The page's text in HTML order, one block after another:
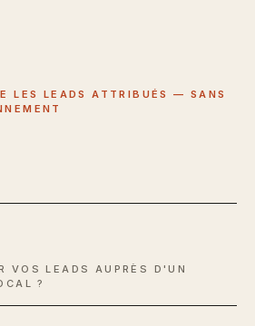
LES LEADS ATTRIBUÉS — SANS
VOS LEADS AUPRÈS D'UN
?